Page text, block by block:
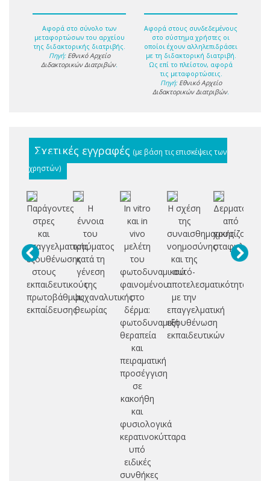
Αφορά στο σύνολο των
μεταφορτώσων του αρχείου
της διδακτορικής διατριβής.
Πηγή: Εθνικό Αρχείο
Διδακτορικών Διατριβών.
Αφορά στους συνδεδεμένους
στο σύστημα χρήστες οι
οποίοι έχουν αλληλεπιδράσει
με τη διδακτορική διατριβή.
Ως επί το πλείστον, αφορά
τις μεταφορτώσεις.
Πηγή: Εθνικό Αρχείο
Διδακτορικών Διατριβών.
Σχετικές εγγραφές (με βάση τις επισκέψεις των
χρηστών)
Παράγοντες
στρες
και
επαγγελματικής
εξουθένωσης
στους
εκπαιδευτικούς
πρωτοβάθμιας
εκπαίδευσης
Η
έννοια
του
τραύματος
κατά τη
γένεση
της
ψυχαναλυτικής
θεωρίας
In vitro
και in
vivo
μελέτη
του
φωτοδυναμικού
φαινομένου
στο
δέρμα:
φωτοδυναμική
θεραπεία
και
πειραματική
προσέγγιση
σε
κακοήθη
και
φυσιολογικά
κερατινοκύτταρα
υπό
ειδικές
συνθήκες
Η σχέση
της
συναισθηματικής
νοημοσύνης
και της
αυτό-
αποτελεσματικότητας
με την
επαγγελματική
εξουθένωση
εκπαιδευτικών
από
χρυσίζοντα